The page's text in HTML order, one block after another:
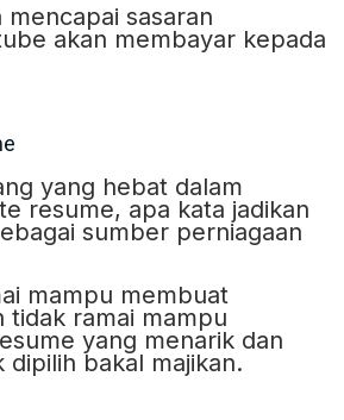
sasaran
akan membayar kepada
yang hebat dalam
resume, apa kata jadikan
sumber perniagaan
mampu membuat
tidak ramai mampu
yang menarik dan
dipilih bakal majikan.